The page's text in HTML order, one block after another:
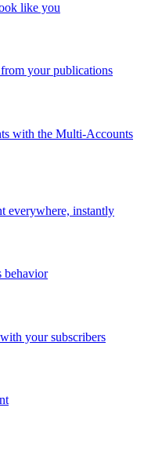
like you
your publications
with the Multi-Accounts
everywhere, instantly
behavior
your subscribers